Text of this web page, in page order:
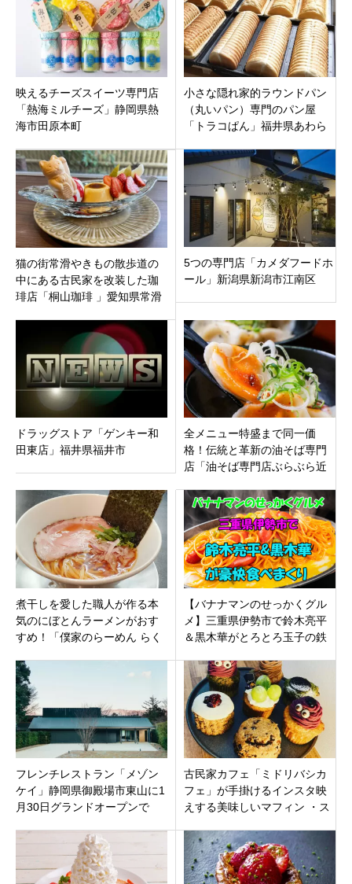
映えるチーズスイーツ専門店
「熱海ミルチーズ」静岡県熱
海市田原本町
小さな隠れ家的ラウンドパン
（丸いパン）専門のパン屋
「トラコぱん」福井県あわら
猫の街常滑やきもの散歩道の
中にある古民家を改装した珈
琲店「桐山珈琲 」愛知県常滑
5つの専門店「カメダフードホ
ール」新潟県新潟市江南区
ドラッグストア「ゲンキー和
田東店」福井県福井市
全メニュー特盛まで同一価
格！伝統と革新の油そば専門
店「油そば専門店ぶらぶら近
市市諏訪栄町8月12日オープ
ン。
煮干しを愛した職人が作る本
気のにぼとんラーメンがおす
すめ！「僕家のらーめん らく
【バナナマンのせっかくグル
メ】三重県伊勢市で鈴木亮平
＆黒木華がとろとろ玉子の鉄
食べっぷり披露！
フレンチレストラン「メゾン
ケイ」静岡県御殿場市東山に1
月30日グランドオープンで
古民家カフェ「ミドリバシカ
フェ」が手掛けるインスタ映
えする美味しいマフィン ・ス
クアー）」岐阜県大垣市郭町